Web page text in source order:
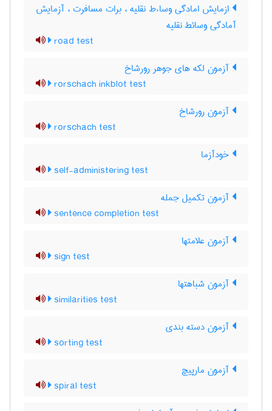
ازمایش امادگی وساءط نقلیه ، برات مسافرت ، آزمایش
آمادگی وسائط نقلیه
road test
آزمون لکه های جوهر رورشاخ
rorschach inkblot test
آزمون رورشاخ
rorschach test
خودآزما
self-administering test
آزمون تکمیل جمله
sentence completion test
آزمون علامتها
sign test
آزمون شباهتها
similarities test
آزمون دسته بندی
sorting test
آزمون مارپیچ
spiral test